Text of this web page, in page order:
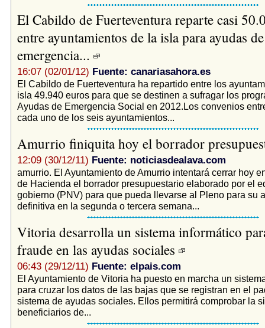
El Cabildo de Fuerteventura reparte casi
entre ayuntamientos de la isla para ayudas de
emergencia...
16:07 (02/01/12) Fuente: canariasahora.es
El Cabildo de Fuerteventura ha repartido entre los
isla 49.940 euros para que se destinen a sufragar los
Ayudas de Emergencia Social en 2012.Los convenios
cada uno de los seis ayuntamientos...
Amurrio finiquita hoy el borrador
12:09 (30/12/11) Fuente: noticiasdealava.com
amurrio. El Ayuntamiento de Amurrio intentará cerrar hoy
de Hacienda el borrador presupuestario elaborado por el
gobierno (PNV) para que pueda llevarse al Pleno para su
definitiva en la segunda o tercera semana...
Vitoria desarrolla un sistema informático
fraude en las ayudas sociales
06:43 (29/12/11) Fuente: elpais.com
El Ayuntamiento de Vitoria ha puesto en marcha un
para cruzar los datos de las bajas que se registran en el
sistema de ayudas sociales. Ellos permitirá comprobar la
beneficiarios de...